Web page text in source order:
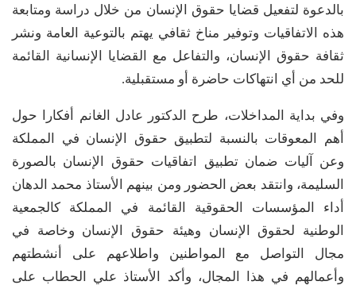
بالدعوة لتفعيل قضايا حقوق الإنسان من خلال دراسة ومتابعة
هذه الاتفاقيات وتوفير مناخ ثقافي يهتم بالتوعية العامة ونشر
ثقافة حقوق الإنسان، والتفاعل مع القضايا الإنسانية القائمة
للحد من أي انتهاكات حاضرة أو مستقبلية.
وفي بداية المداخلات، طرح الدكتور عادل الغانم أفكارا حول
أهم المعوقات بالنسبة لتطبيق حقوق الإنسان في المملكة
وعن آليات ضمان تطبيق اتفاقيات حقوق الإنسان بالصورة
السليمة، وانتقد بعض الحضور ومن بينهم الأستاذ محمد الدهان
أداء المؤسسات الحقوقية القائمة في المملكة كالجمعية
الوطنية لحقوق الإنسان وهيئة حقوق الإنسان وخاصة في
مجال التواصل مع المواطنين واطلاعهم على أنشطتهم
وأعمالهم في هذا المجال، وأكد الأستاذ علي الحطاب على